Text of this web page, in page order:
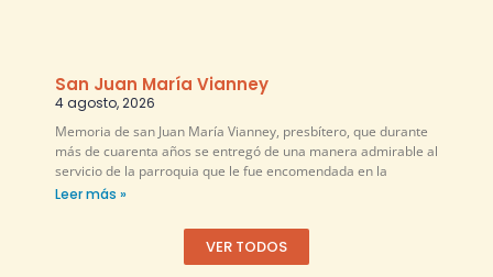
San Juan María Vianney
4 agosto, 2026
Memoria de san Juan María Vianney, presbítero, que durante
más de cuarenta años se entregó de una manera admirable al
servicio de la parroquia que le fue encomendada en la
Leer más »
VER TODOS